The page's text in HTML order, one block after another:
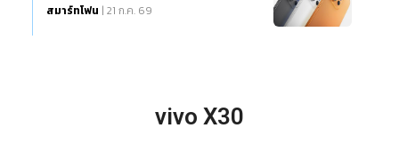
สมาร์ทโฟน | 21 ก.ค. 69
vivo X30